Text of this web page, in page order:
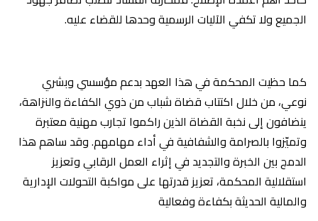
الجميع ولا تكفي الآليات الرسمية وحدها للقضاء عليه.
كما حظيت المحكمة في هذا العهد بدعم مؤسسي وبشري
نوعي، من خلال اكتتاب قضاة شباب من ذوي الكفاءة والنزاهة،
ينضافون إلى نخبة القضاة الذين راكموا تجارب مهنية معتبرة
وتميّزوا بالصرامة والشفافية في أداء مهامهم. وقد ساهم هذا
الدمج بين الخبرة والتجديد في إثراء العمل الرقابي وتعزيز
استقلالية المحكمة، تعزيز قدرتها على مواكبة التحولات الإدارية
والمالية الحديثة بكفاءة وفعالية